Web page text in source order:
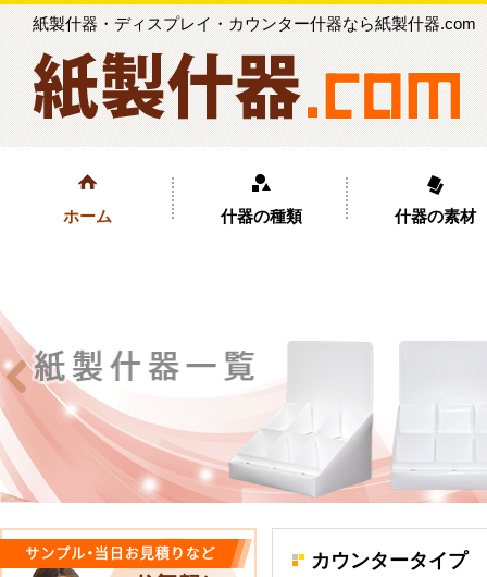
紙製什器・ディスプレイ・カウンター什器なら紙製什器.com
ホーム 什器の種類 什器の素材
カウンタータイプ